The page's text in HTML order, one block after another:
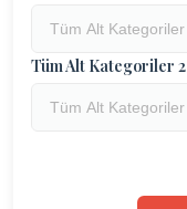
Tüm Alt Kategoriler 2